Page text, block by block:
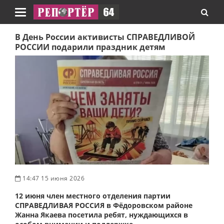
Навигация
В День России активисты СПРАВЕДЛИВОЙ
РОССИИ подарили праздник детям
14:47 15 июня 2026
12 июня член местного отделения партии
СПРАВЕДЛИВАЯ РОССИЯ в Фёдоровском районе
Жанна Якаева посетила ребят, нуждающихся в